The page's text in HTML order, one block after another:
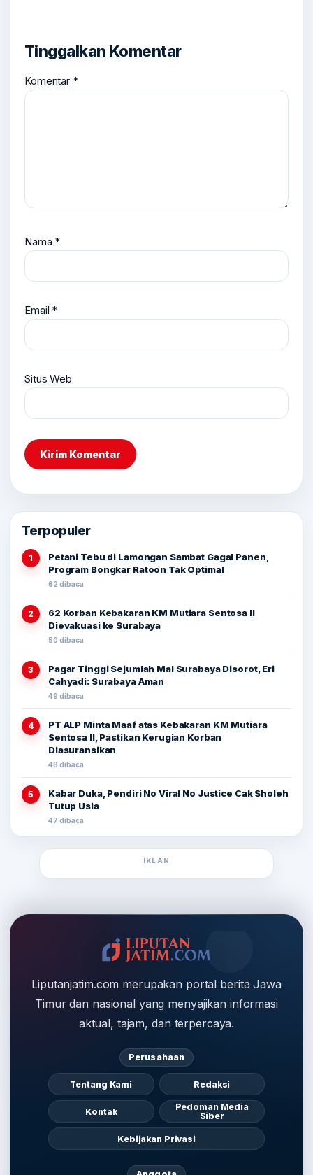
Tinggalkan Komentar
Komentar *
Nama *
Email *
Situs Web
Terpopuler
1
Petani Tebu di Lamongan Sambat Gagal Panen,
Program Bongkar Ratoon Tak Optimal
62 dibaca
2
62 Korban Kebakaran KM Mutiara Sentosa II
Dievakuasi ke Surabaya
50 dibaca
3
Pagar Tinggi Sejumlah Mal Surabaya Disorot, Eri
Cahyadi: Surabaya Aman
49 dibaca
4
PT ALP Minta Maaf atas Kebakaran KM Mutiara
Sentosa II, Pastikan Kerugian Korban
Diasuransikan
48 dibaca
5
Kabar Duka, Pendiri No Viral No Justice Cak Sholeh
Tutup Usia
47 dibaca
IKLAN
Liputanjatim.com merupakan portal berita Jawa
Timur dan nasional yang menyajikan informasi
aktual, tajam, dan terpercaya.
Perusahaan
Tentang Kami Redaksi
Kontak
Pedoman Media
Siber
Kebijakan Privasi